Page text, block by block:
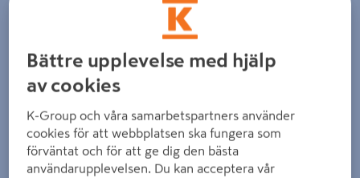
Detaljerad beskrivning finns i produktbeskrivningsområdet
Bättre upplevelse med hjälp
av cookies
K-Group och våra samarbetspartners använder
cookies för att webbplatsen ska fungera som
förväntat och för att ge dig den bästa
användarupplevelsen. Du kan acceptera vår